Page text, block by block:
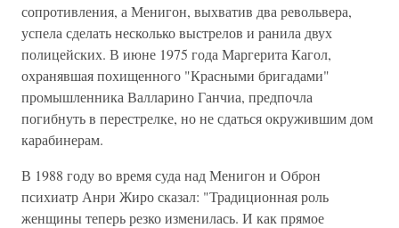
сопротивления, а Менигон, выхватив два револьвера,
успела сделать несколько выстрелов и ранила двух
полицейских. В июне 1975 года Маргерита Кагол,
охранявшая похищенного "Красными бригадами"
промышленника Валларино Ганчиа, предпочла
погибнуть в перестрелке, но не сдаться окружившим дом
карабинерам.
В 1988 году во время суда над Менигон и Оброн
психиатр Анри Жиро сказал: "Традиционная роль
женщины теперь резко изменилась. И как прямое